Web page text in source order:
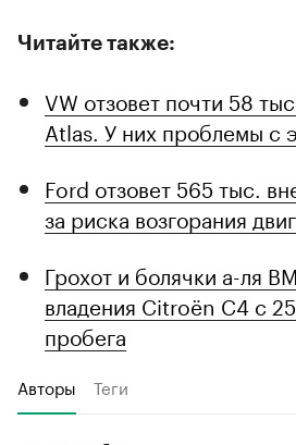
Читайте также:
VW отзовет почти 58
Atlas. У них проблемы с
Ford отзовет 565 тыс.
за риска возгорания
Грохот и болячки а-ля
владения Citroёn C4 с
пробега
Авторы Теги